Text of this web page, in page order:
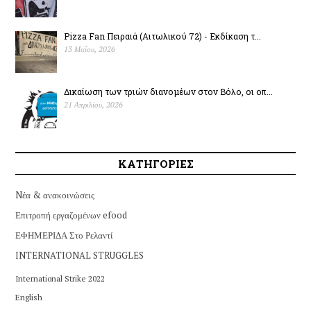
Pizza Fan Πειραιά (Αιτωλικού 72) - Εκδίκαση τ...
13 Μαΐου, 2026
Δικαίωση των τριών διανομέων στον Βόλο, οι οπ...
21 Απριλίου, 2026
ΚΑΤΗΓΟΡΙΕΣ
Nέα & ανακοινώσεις
Επιτροπή εργαζομένων efood
ΕΦΗΜΕΡΙΔΑ Στο Ρελαντί
INTERNATIONAL STRUGGLES
International Strike 2022
English